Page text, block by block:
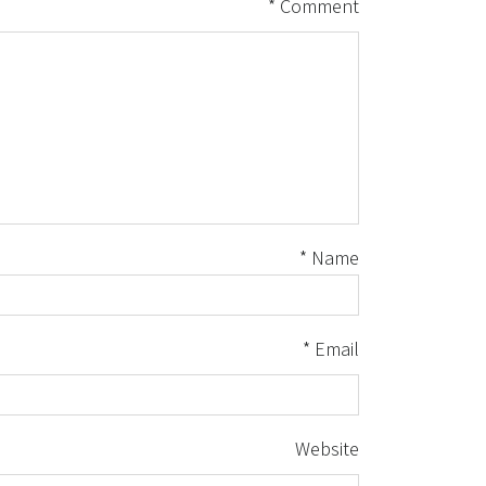
Comment
*
Name
*
Email
*
Website